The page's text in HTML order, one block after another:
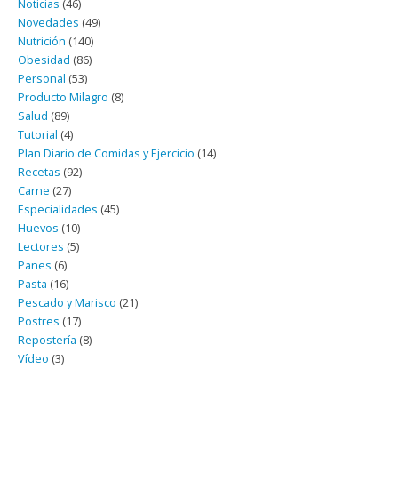
Noticias (46)
Novedades (49)
Nutrición (140)
Obesidad (86)
Personal (53)
Producto Milagro (8)
Salud (89)
Tutorial (4)
Plan Diario de Comidas y Ejercicio (14)
Recetas (92)
Carne (27)
Especialidades (45)
Huevos (10)
Lectores (5)
Panes (6)
Pasta (16)
Pescado y Marisco (21)
Postres (17)
Repostería (8)
Vídeo (3)